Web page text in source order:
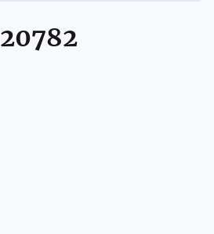
20782